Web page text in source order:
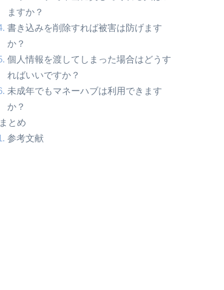
ますか？
書き込みを削除すれば被害は防げます
か？
個人情報を渡してしまった場合はどうす
ればいいですか？
未成年でもマネーハブは利用できます
か？
まとめ
参考文献